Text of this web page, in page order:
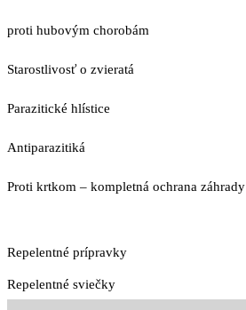
proti hubovým chorobám
Starostlivosť o zvieratá
Parazitické hlístice
Antiparazitiká
Proti krtkom – kompletná ochrana záhrady
Repelentné prípravky
Repelentné sviečky